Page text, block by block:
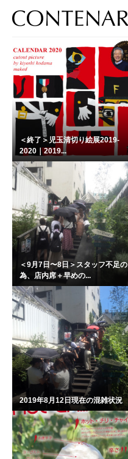
話題
＜終了＞児玉清切り絵展2019-
2020｜2019...
＜9月7日〜8日＞スタッフ不足の
為、店内席＋早めの...
2019年8月12日現在の混雑状況